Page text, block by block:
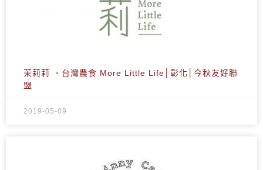
茉莉莉 。台灣農食 More Little Life│彰化│今秋友好聯
盟
2019-05-09